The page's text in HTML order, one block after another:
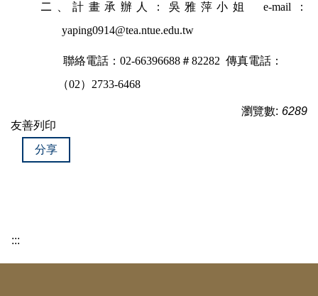
二 、計畫承辦人：吳雅萍小姐 e-mail ：
yaping0914@tea.ntue.edu.tw
聯絡電話： 02-66396688＃82282 傳真電話：
（02） 2733-6468
瀏覽數: 6289
友善列印
分享
:::